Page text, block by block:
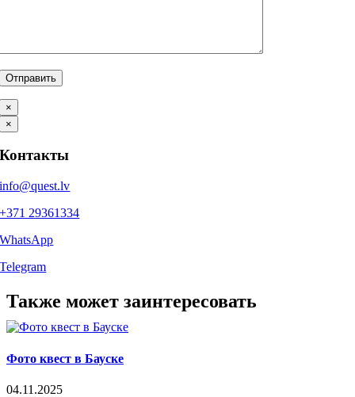
×
×
Контакты
info@quest.lv
+371 29361334
WhatsApp
Telegram
Facebook
X
LinkedIn
WhatsApp
Telegram
Threads
Vk
Email
Также может заинтересовать
Фото квест в Бауске
04.11.2025